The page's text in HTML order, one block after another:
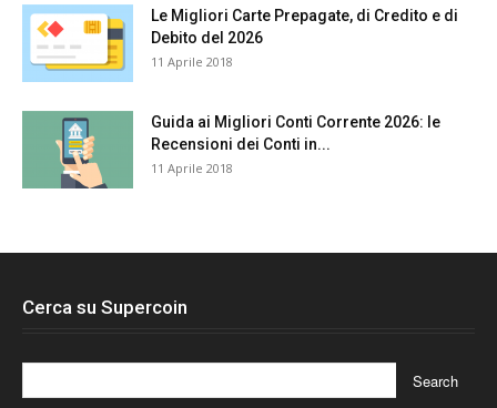
Le Migliori Carte Prepagate, di Credito e di
Debito del 2026
11 Aprile 2018
Guida ai Migliori Conti Corrente 2026: le
Recensioni dei Conti in...
11 Aprile 2018
Cerca su Supercoin